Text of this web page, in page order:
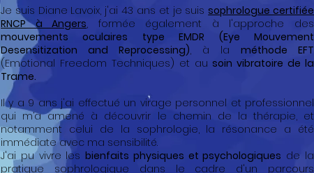
Je suis Diane Lavoix, j'ai 43 ans et je suissophrologue certifiée
RNCP à Angers, formée également à l'approche des
mouvements oculaires type EMDR (Eye Mouvement
Desensitization and Reprocessing), à la méthode EFT
(Emotional Freedom Techniques) et ausoin vibratoire de la
Trame.
Il y a 9 ans j'ai effectué un virage personnel et professionnel
qui m’a amené à découvrir le chemin de la thérapie, et
notamment celui de la sophrologie, la résonance a été
immédiate avec ma sensibilité.
J'ai pu vivre lesbienfaits physiques et psychologiques de la
pratique sophrologique dans le cadre d'un parcours